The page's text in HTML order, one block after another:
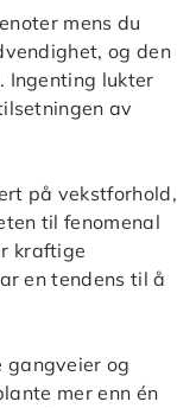
mens du
og den
Ingenting lukter
av
på vekstforhold,
til fenomenal
kraftige
en tendens til å
gangveier og
mer enn én